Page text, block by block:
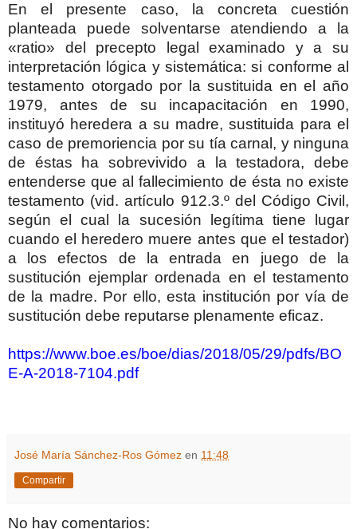
En el presente caso, la concreta cuestión
planteada puede solventarse atendiendo a la
«ratio» del precepto legal examinado y a su
interpretación lógica y sistemática: si conforme al
testamento otorgado por la sustituida en el año
1979, antes de su incapacitación en 1990,
instituyó heredera a su madre, sustituida para el
caso de premoriencia por su tía carnal, y ninguna
de éstas ha sobrevivido a la testadora, debe
entenderse que al fallecimiento de ésta no existe
testamento (vid. artículo 912.3.º del Código Civil,
según el cual la sucesión legítima tiene lugar
cuando el heredero muere antes que el testador)
a los efectos de la entrada en juego de la
sustitución ejemplar ordenada en el testamento
de la madre. Por ello, esta institución por vía de
sustitución debe reputarse plenamente eficaz.
https://www.boe.es/boe/dias/2018/05/29/pdfs/BO
E-A-2018-7104.pdf
José María Sánchez-Ros Gómez en 11:48
Compartir
No hay comentarios: